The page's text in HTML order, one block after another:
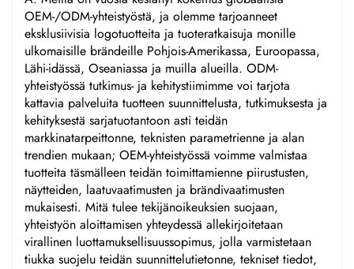
OEM-/ODM-yhteistyöstä, ja olemme tarjoanneet
eksklusiivisia logotuotteita ja tuoteratkaisuja monille
ulkomaisille brändeille Pohjois-Amerikassa, Euroopassa,
Lähi-idässä, Oseaniassa ja muilla alueilla. ODM-
yhteistyössä tutkimus- ja kehitystiimimme voi tarjota
kattavia palveluita tuotteen suunnittelusta, tutkimuksesta ja
kehityksestä sarjatuotantoon asti teidän
markkinatarpeittonne, teknisten parametrienne ja alan
trendien mukaan; OEM-yhteistyössä voimme valmistaa
tuotteita täsmälleen teidän toimittamienne piirustusten,
näytteiden, laatuvaatimusten ja brändivaatimusten
mukaisesti. Mitä tulee tekijänoikeuksien suojaan,
yhteistyön aloittamisen yhteydessä allekirjoitetaan
virallinen luottamuksellisuussopimus, jolla varmistetaan
tiukka suojelu teidän suunnittelutietonne, tekniset tiedot,